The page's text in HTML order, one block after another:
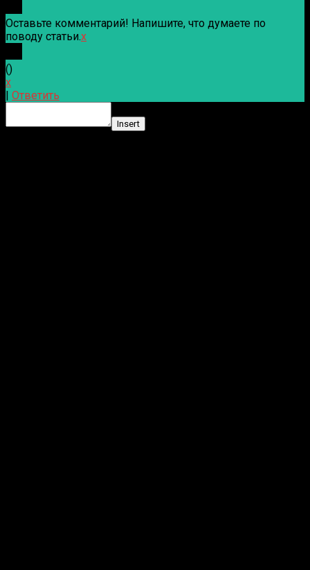
Оставьте комментарий! Напишите, что думаете по
поводу статьи.x
()
x
Ответить
Insert